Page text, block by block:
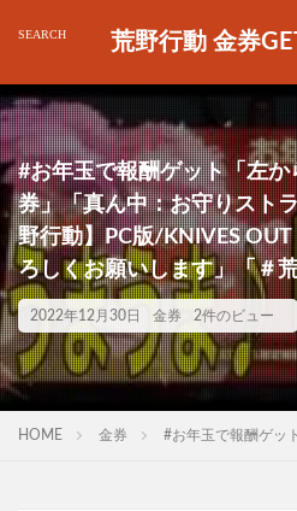
荒野行動 金券
#お年玉で報酬ゲット「左
券」「真ん中：お守りスト
野行動】PC版/KNIVES
ろしくお願いします」「＃
2022年12月30日 金券 2件のビュー
HOME 金券 #お年玉で報酬ゲッ